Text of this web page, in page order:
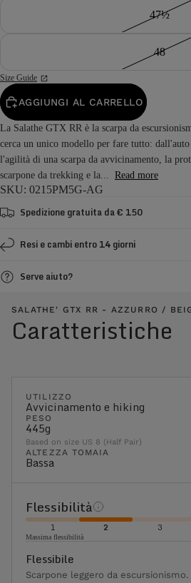
47½
48
Size Guide
AGGIUNGI AL CARRELLO
La Salathe GTX RR è la scarpa da
cerca un unico modello per fare tutto:
l'agilità di una scarpa da avvicinamento, la
scarpone da trekking e la... Read more
SKU: 0215PM5G-AG
Spedizione gratuita da € 150
Resi e cambi entro 14 giorni
Serve aiuto?
SALATHE' GTX RR - AZZURRO /
Caratteristiche
UTILIZZO
Avvicinamento e hiking
PESO
445g
Based on size US 8 (Half Pair)
ALTEZZA TOMAIA
Bassa
Flessibilità
1 2 3
Massima flessibilità
Flessibile
Scarpone leggero da